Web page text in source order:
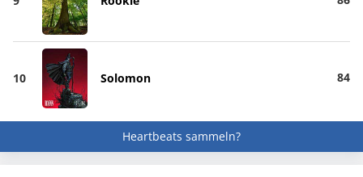
10 Solomon 84
Heartbeats sammeln?